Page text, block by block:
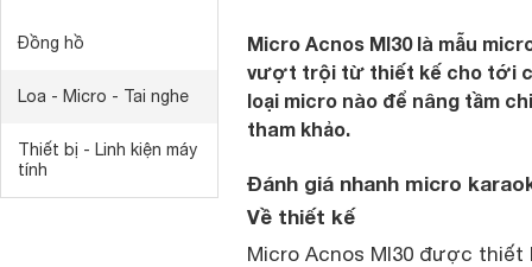
Đồng hồ
Loa - Micro - Tai nghe
Thiết bị - Linh kiện máy
tính
Micro Acnos MI30 là mẫu
vượt trội từ thiết kế cho tới
loại micro nào để nâng tầm
tham khảo.
Đánh giá nhanh micro
Về thiết kế
Micro Acnos MI30 được